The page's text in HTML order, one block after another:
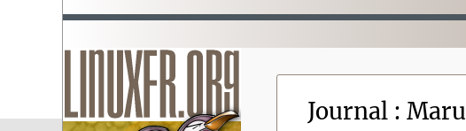
Journal Maru